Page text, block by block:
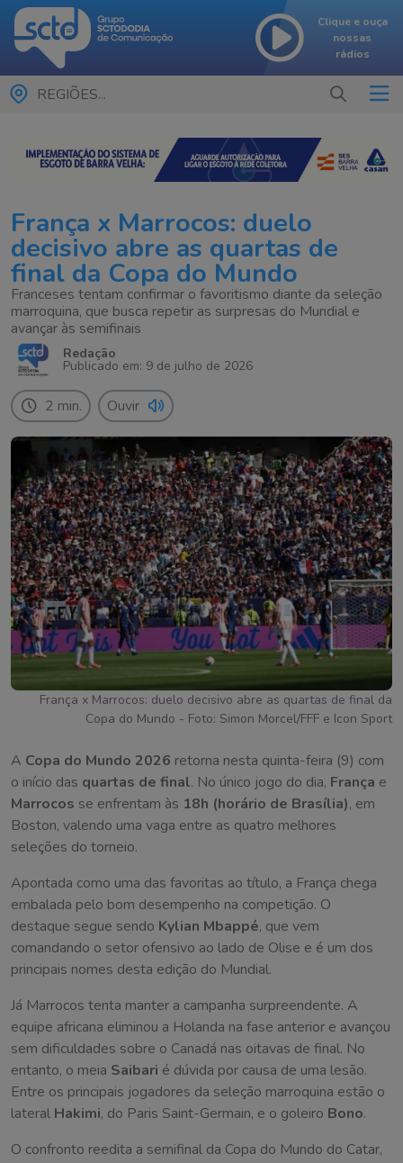
Clique e ouça
nossas
rádios
REGIÕES...
França x Marrocos: duelo
decisivo abre as quartas de
final da Copa do Mundo
Franceses tentam confirmar o favoritismo diante da seleção
marroquina, que busca repetir as surpresas do Mundial e
avançar às semifinais
Redação
Publicado em: 9 de julho de 2026
2 min. Ouvir
França x Marrocos: duelo decisivo abre as quartas de final da
Copa do Mundo - Foto: Simon Morcel/FFF e Icon Sport
A Copa do Mundo 2026 retorna nesta quinta-feira (9) com
o início das quartas de final. No único jogo do dia, França e
Marrocos se enfrentam às 18h (horário de Brasília), em
Boston, valendo uma vaga entre as quatro melhores
seleções do torneio.
Apontada como uma das favoritas ao título, a França chega
embalada pelo bom desempenho na competição. O
destaque segue sendo Kylian Mbappé, que vem
comandando o setor ofensivo ao lado de Olise e é um dos
principais nomes desta edição do Mundial.
Já Marrocos tenta manter a campanha surpreendente. A
equipe africana eliminou a Holanda na fase anterior e avançou
sem dificuldades sobre o Canadá nas oitavas de final. No
entanto, o meia Saibari é dúvida por causa de uma lesão.
Entre os principais jogadores da seleção marroquina estão o
lateral Hakimi, do Paris Saint-Germain, e o goleiro Bono.
O confronto reedita a semifinal da Copa do Mundo do Catar,